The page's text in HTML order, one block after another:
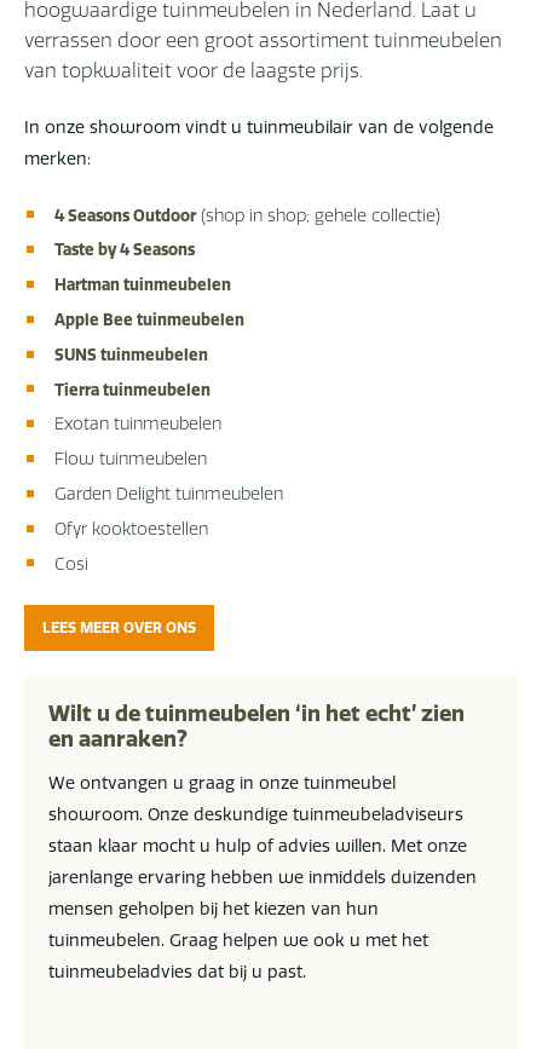
hoogwaardige tuinmeubelen in Nederland. Laat u
verrassen door een groot assortiment tuinmeubelen
van topkwaliteit voor de laagste prijs.
In onze showroom vindt u tuinmeubilair van de volgende
merken:
4 Seasons Outdoor(shop in shop; gehele collectie)
Taste by 4 Seasons
Hartman tuinmeubelen
Apple Bee tuinmeubelen
SUNS tuinmeubelen
Tierra tuinmeubelen
Exotan tuinmeubelen
Flow tuinmeubelen
Garden Delight tuinmeubelen
Ofyr kooktoestellen
Cosi
LEES MEER OVER ONS
Wilt u de tuinmeubelen ‘in het echt’ zien
en aanraken?
We ontvangen u graag in onze tuinmeubel
showroom. Onze deskundige tuinmeubeladviseurs
staan klaar mocht u hulp of advies willen. Met onze
jarenlange ervaring hebben we inmiddels duizenden
mensen geholpen bij het kiezen van hun
tuinmeubelen. Graag helpen we ook u met het
tuinmeubeladvies dat bij u past.